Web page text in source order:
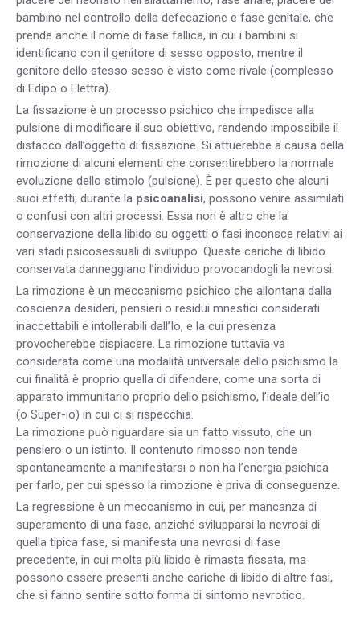
bambino nel controllo della defecazione e fase genitale, che
prende anche il nome di fase fallica, in cui i bambini si
identificano con il genitore di sesso opposto, mentre il
genitore dello stesso sesso è visto come rivale (complesso
di Edipo o Elettra).
La fissazione è un processo psichico che impedisce alla
pulsione di modificare il suo obiettivo, rendendo impossibile il
distacco dall’oggetto di fissazione. Si attuerebbe a causa della
rimozione di alcuni elementi che consentirebbero la normale
evoluzione dello stimolo (pulsione). È per questo che alcuni
suoi effetti, durante la psicoanalisi, possono venire assimilati
o confusi con altri processi. Essa non è altro che la
conservazione della libido su oggetti o fasi inconsce relativi ai
vari stadi psicosessuali di sviluppo. Queste cariche di libido
conservata danneggiano l’individuo provocandogli la nevrosi.
La rimozione è un meccanismo psichico che allontana dalla
coscienza desideri, pensieri o residui mnestici considerati
inaccettabili e intollerabili dall’Io, e la cui presenza
provocherebbe dispiacere. La rimozione tuttavia va
considerata come una modalità universale dello psichismo la
cui finalità è proprio quella di difendere, come una sorta di
apparato immunitario proprio dello psichismo, l’ideale dell’io
(o Super-io) in cui ci si rispecchia.
La rimozione può riguardare sia un fatto vissuto, che un
pensiero o un istinto. Il contenuto rimosso non tende
spontaneamente a manifestarsi o non ha l’energia psichica
per farlo, per cui spesso la rimozione è priva di conseguenze.
La regressione è un meccanismo in cui, per mancanza di
superamento di una fase, anziché svilupparsi la nevrosi di
quella tipica fase, si manifesta una nevrosi di fase
precedente, in cui molta più libido è rimasta fissata, ma
possono essere presenti anche cariche di libido di altre fasi,
che si fanno sentire sotto forma di sintomo nevrotico.